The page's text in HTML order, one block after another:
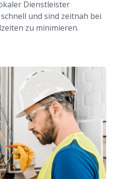
Dienstleister
und sind zeitnah bei
zu minimieren.